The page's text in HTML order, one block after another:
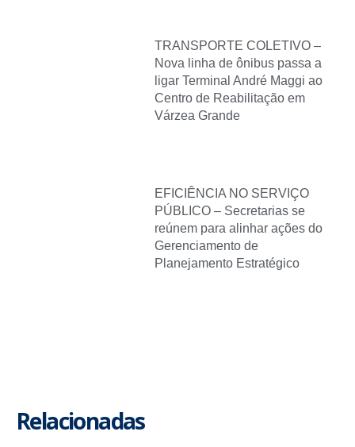
TRANSPORTE COLETIVO –
Nova linha de ônibus passa a
ligar Terminal André Maggi ao
Centro de Reabilitação em
Várzea Grande
EFICIÊNCIA NO SERVIÇO
PÚBLICO – Secretarias se
reúnem para alinhar ações do
Gerenciamento de
Planejamento Estratégico
Relacionadas